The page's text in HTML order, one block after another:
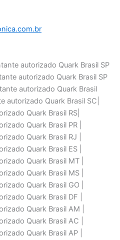
autorizado Quark Brasil SP
autorizado Quark Brasil SP
autorizado Quark Brasil
autorizado Quark Brasil SC|
Quark Brasil RS|
Quark Brasil PR |
Quark Brasil RJ |
Quark Brasil ES |
Quark Brasil MT |
Quark Brasil MS |
Quark Brasil GO |
Quark Brasil DF |
Quark Brasil AM |
Quark Brasil AC |
Quark Brasil AP |